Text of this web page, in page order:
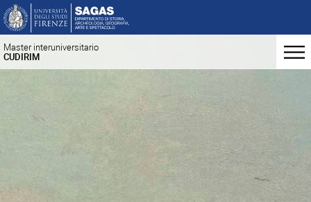
Master interuniversitario
CUDIRIM